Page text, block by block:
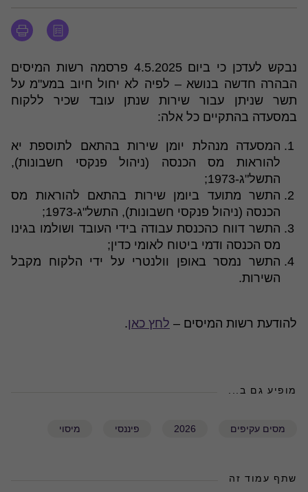
נבקש לעדכן כי ביום 4.5.2025 פרסמה רשות המיסים
הבהרה חדשה בנושא – לפיה לא יחול חיוב במע"מ על
תשר שניתן עבור שירות שנתן עובד שכיר ללקוח
במסעדה בהתקיים כל אלה:
המסעדה מנהלת יומן שירות בהתאם לתוספת יא
להוראות מס הכנסה (ניהול פנקסי חשבונות),
התשל"ג-1973;
התשר מתועד ביומן שירות בהתאם להוראות מס
הכנסה (ניהול פנקסי חשבונות), התשל"ג-1973;
התשר דווח כהכנסת עבודה בידי העובד ושולמו בגינו
מס הכנסה ודמי ביטוח לאומי כדין;
התשר נמסר באופן וולנטרי על ידי הלקוח מקבל
השירות.
להודעת רשות המיסים – לחץ כאן.
מופיע גם ב...
מסים עקיפים 2026 פיננסי מיסוי
שתף עמוד זה